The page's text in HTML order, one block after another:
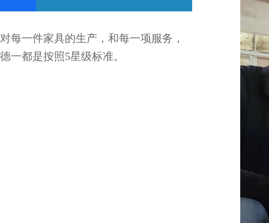
对每一件家具的生产，和每一项服务，
德一都是按照5星级标准。